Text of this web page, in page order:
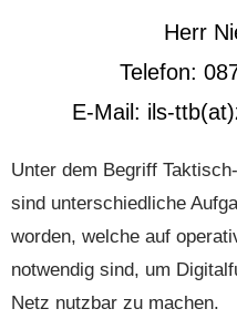
Herr
Telefon:
E-Mail: ils-
Unter dem Begriff
sind unterschiedliche
worden, welche auf
notwendig sind, um
Netz nutzbar zu machen.